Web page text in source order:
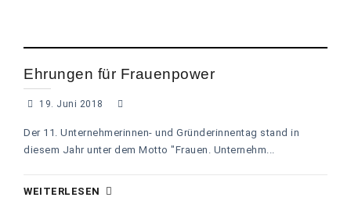
Ehrungen für Frauenpower
19. Juni 2018
Der 11. Unternehmerinnen- und Gründerinnentag stand in
diesem Jahr unter dem Motto "Frauen. Unternehm...
WEITERLESEN